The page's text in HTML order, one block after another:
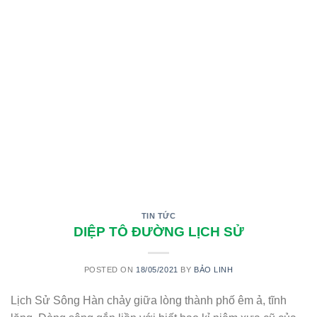
TIN TỨC
DIỆP TÔ ĐƯỜNG LỊCH SỬ
POSTED ON 18/05/2021 BY BẢO LINH
Lịch Sử Sông Hàn chảy giữa lòng thành phố êm ả, tĩnh